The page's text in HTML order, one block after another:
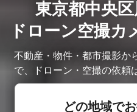
東京都中央
ドローン空撮
不動産・物件・都市撮影か
で、ドローン・空撮の依頼
どの地域で